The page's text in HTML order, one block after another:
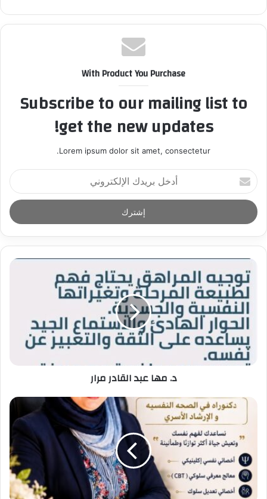
With Product You Purchase
Subscribe to our mailing list to
get the new updates!
Lorem ipsum dolor sit amet, consectetur.
أ
د
خ
ل
ر
د. مها عبد القادر مرار